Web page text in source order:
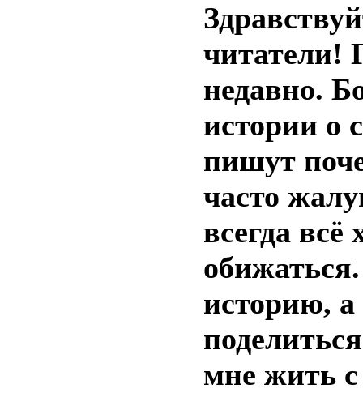
читатели!
недавно.
истории о
пишут
часто
всегда
историю, а
мне жить